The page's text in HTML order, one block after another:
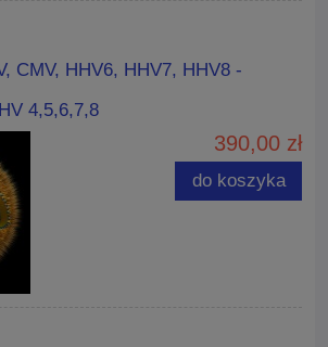
CMV, HHV6, HHV7, HHV8 -
4,5,6,7,8
390,00 zł
do koszyka